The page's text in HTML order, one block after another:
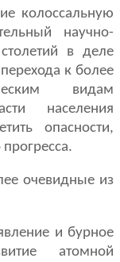
колоссальную
научно-
в деле
к более
видам
населения
опасности,
очевидные из
и бурное
атомной